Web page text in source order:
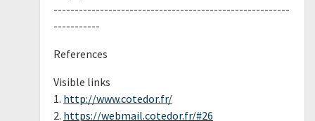
--------------------------------------------------------
-----------
References
Visible links
1. http://www.cotedor.fr/
2. https://webmail.cotedor.fr/#26